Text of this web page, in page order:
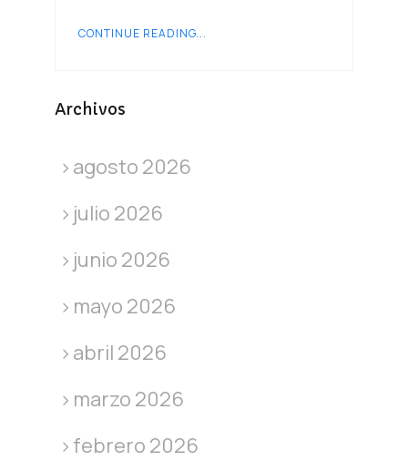
CONTINUE READING...
Archivos
agosto 2026
julio 2026
junio 2026
mayo 2026
abril 2026
marzo 2026
febrero 2026